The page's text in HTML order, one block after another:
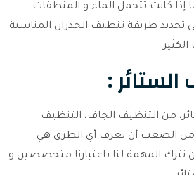
كانت تتحمل الماء و المنظفات
تحديد طريقة تنظيف الجدران المناسبة
:
من التنظيف الجاف، التنظيف
من الصعب أن تعرف أي الطرق هي
تترك المهمة لنا باعتبارنا متخصصين و